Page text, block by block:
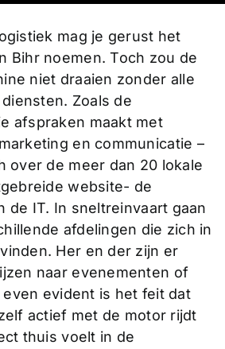
mag je gerust het
Bihr noemen. Toch zou de
niet draaien zonder alle
Zoals de
afspraken maakt met
en communicatie –
over de meer dan 20 lokale
website- de
de IT. In sneltreinvaart gaan
afdelingen die zich in
Her en der zijn er
naar evenementen of
even evident is het feit dat
actief met de motor rijdt
thuis voelt in de